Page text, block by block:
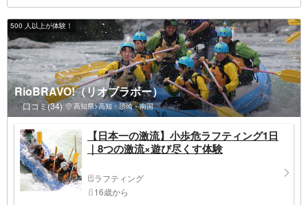
500 人以上が体験！
RioBRAVO!（リオブラボー）
口コミ(34) 高知県>高知・須崎・南国
【日本一の激流】小歩危ラフティング1日
｜8つの激流×遊び尽くす体験
ラフティング
16歳から